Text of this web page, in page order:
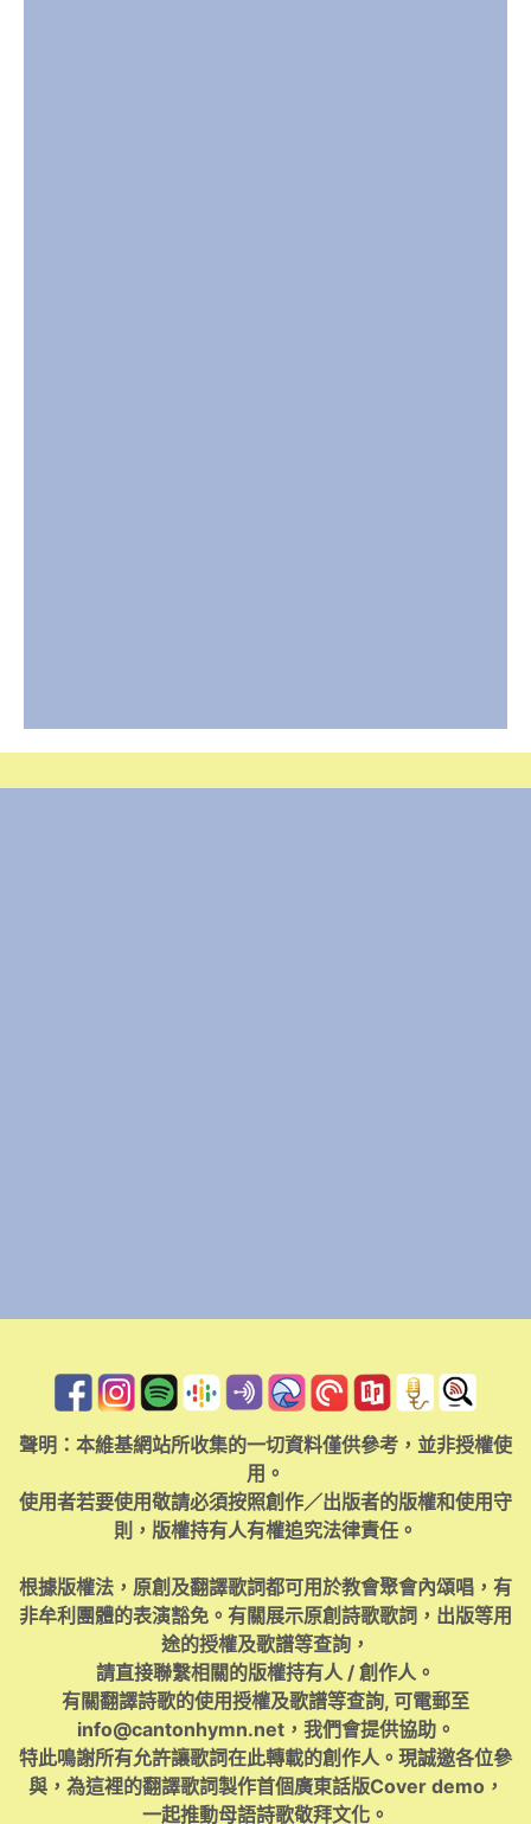
聲明：本維基網站所收集的一切資料僅供參考，並非授權使
用。
使用者若要使用敬請必須按照創作／出版者的版權和使用守
則，版權持有人有權追究法律責任。
根據版權法，原創及翻譯歌詞都可用於教會聚會內頌唱，有
非牟利團體的表演豁免。有關展示原創詩歌歌詞，出版等用
途的授權及歌譜等查詢，
請直接聯繫相關的版權持有人 / 創作人。
有關翻譯詩歌的使用授權及歌譜等查詢, 可電郵至
info@cantonhymn.net，我們會提供協助。
特此鳴謝所有允許讓歌詞在此轉載的創作人。現誠邀各位參
與，為這裡的翻譯歌詞製作首個廣東話版Cover demo，
一起推動母語詩歌敬拜文化。